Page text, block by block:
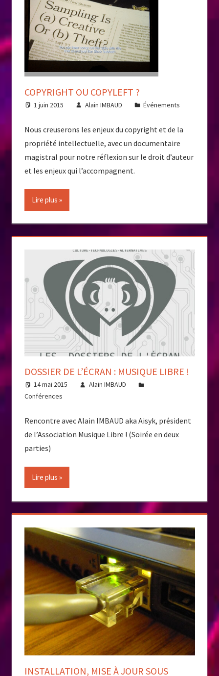
COPYRIGHT OU COPYLEFT ?
1 juin 2015 Alain IMBAUD Événements
Nous creuserons les enjeux du copyright et de la
propriété intellectuelle, avec un documentaire
magistral pour notre réflexion sur le droit d’auteur
et les enjeux qui l’accompagnent.
Lire plus
DOSSIER DE L’ÉCRAN : MUSIQUE LIBRE !
14 mai 2015
Alain IMBAUD
Conférences
Rencontre avec Alain IMBAUD aka Aisyk, président
de l’Association Musique Libre ! (Soirée en deux
parties)
Lire plus
INSTALLATION, MISE À JOUR SOUS